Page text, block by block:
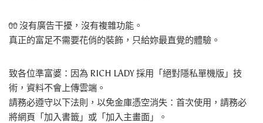
🧤 沒有廣告干擾，沒有複雜功能。
真正的富足不需要花俏的裝飾，只給妳最直覺的體驗。
致各位準富婆：因為 RICH LADY 採用「絕對隱私單機版」技
術，資料不會上傳雲端。
請務必遵守以下法則，以免金庫憑空消失：首次使用，請務必
將網頁「加入書籤」或「加入主畫面」。